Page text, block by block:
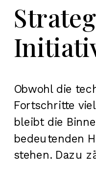
Obwohl die
Fortschritte
bleibt die
bedeutenden
stehen. Dazu